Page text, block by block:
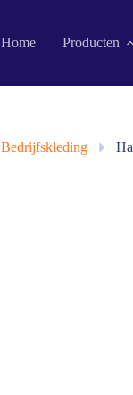
Home Producten
Bedrijfskleding »